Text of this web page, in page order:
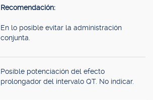
Recomendación:
En lo posible evitar la administración
conjunta.
Posible potenciación del efecto
prolongador del intervalo QT. No indicar.